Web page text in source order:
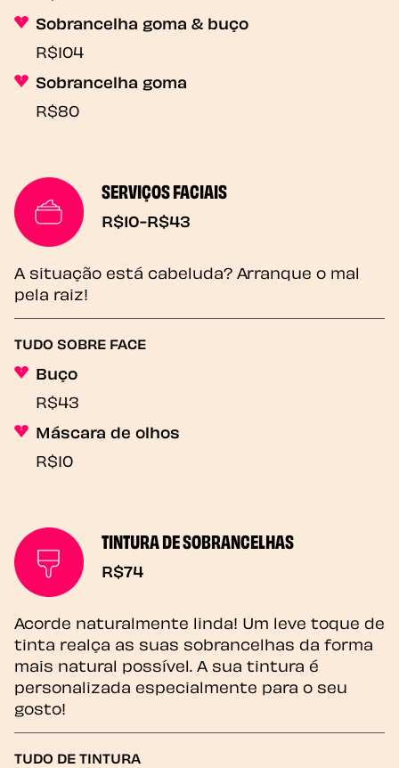
Sobrancelha goma & buço
R$104
Sobrancelha goma
R$80
SERVIÇOS FACIAIS
R$10-R$43
A situação está cabeluda? Arranque o mal
pela raiz!
TUDO SOBRE FACE
Buço
R$43
Máscara de olhos
R$10
TINTURA DE SOBRANCELHAS
R$74
Acorde naturalmente linda! Um leve toque de
tinta realça as suas sobrancelhas da forma
mais natural possível. A sua tintura é
personalizada especialmente para o seu
gosto!
TUDO DE TINTURA